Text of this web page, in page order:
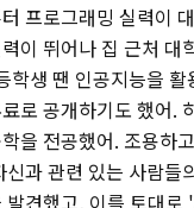
프로그래밍 실력이
이 뛰어나 집 근처 대
학생 땐 인공지능을 활
로 공개하기도 했어.
을 전공했어. 조용하
과 관련 있는 사람들
발견했고, 이를 토대